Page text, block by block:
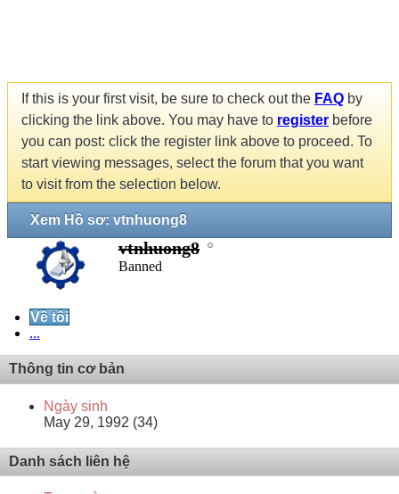
If this is your first visit, be sure to check out the FAQ by
clicking the link above. You may have to register before
you can post: click the register link above to proceed. To
start viewing messages, select the forum that you want
to visit from the selection below.
Xem Hồ sơ: vtnhuong8
vtnhuong8
Banned
Về tôi
...
Thông tin cơ bản
Ngày sinh
May 29, 1992 (34)
Danh sách liên hệ